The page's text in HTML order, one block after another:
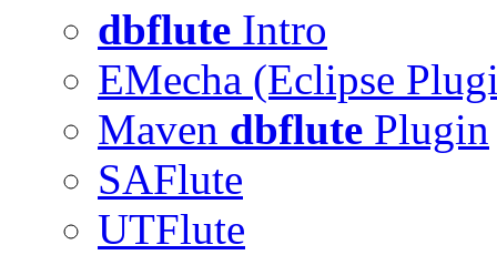
dbflute Intro
EMecha (Eclipse
Maven dbflute Plugin
SAFlute
UTFlute